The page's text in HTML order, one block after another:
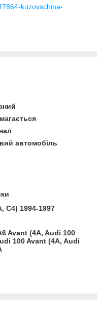
kuzovschina-
автомобіль
C4) 1994-1997
Avant (4A, Audi 100
100 Avant (4A, Audi